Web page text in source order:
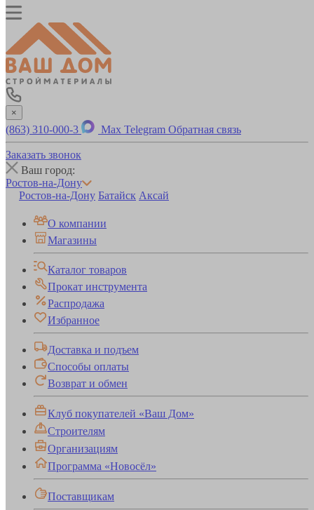
×
(863) 310-000-3 Max Telegram Обратная связь
Заказать звонок
Ваш город:
Ростов-на-Дону
Ростов-на-Дону Батайск Аксай
О компании
Магазины
Каталог товаров
Прокат инструмента
Распродажа
Избранное
Доставка и подъем
Способы оплаты
Возврат и обмен
Клуб покупателей «Ваш Дом»
Строителям
Организациям
Программа «Новосёл»
Поставщикам